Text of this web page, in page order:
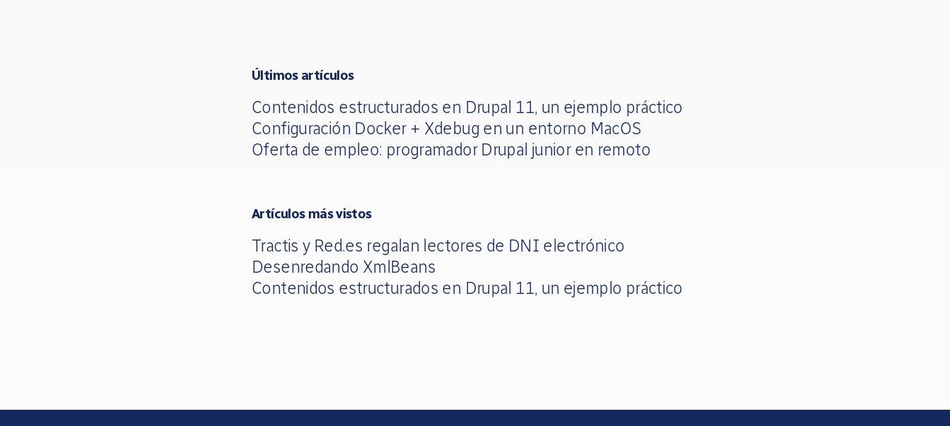
Últimos artículos
Contenidos estructurados en Drupal 11, un ejemplo práctico
Configuración Docker + Xdebug en un entorno MacOS
Oferta de empleo: programador Drupal junior en remoto
Artículos más vistos
Tractis y Red.es regalan lectores de DNI electrónico
Desenredando XmlBeans
Contenidos estructurados en Drupal 11, un ejemplo práctico